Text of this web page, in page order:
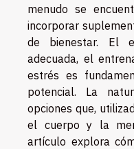
menudo se
incorporar
de bienestar. El
adecuada, el
estrés es
potencial. La
opciones que,
el cuerpo y la
artículo explora